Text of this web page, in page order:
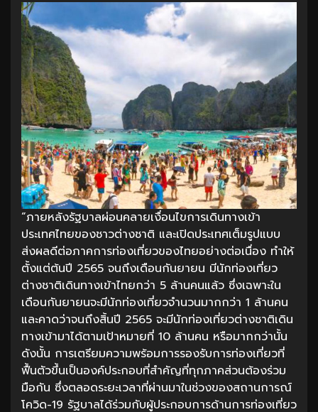
“ภายหลังรัฐบาลผ่อนคลายเงื่อนไขการเดินทางเข้า
ประเทศไทยของชาวต่างชาติ และเปิดประเทศเต็มรูปแบบ
ส่งผลดีต่อภาคการท่องเที่ยวของไทยอย่างต่อเนื่อง ทำให้
ตั้งแต่ต้นปี 2565 จนถึงเดือนกันยายน มีนักท่องเที่ยว
ต่างชาติเดินทางเข้าไทยกว่า 5 ล้านคนแล้ว ซึ่งเฉพาะใน
เดือนกันยายนจะมีนักท่องเที่ยวจำนวนมากกว่า 1 ล้านคน
และคาดว่าจนถึงสิ้นปี 2565 จะมีนักท่องเที่ยวต่างชาติเดิน
ทางเข้ามาได้ตามเป้าหมายที่ 10 ล้านคน หรือมากกว่านั้น
ดังนั้น การเตรียมความพร้อมการรองรับการท่องเที่ยวที่
ฟื้นตัวขึ้นเป็นองค์ประกอบที่สำคัญที่ทุกภาคส่วนต้องร่วม
มือกัน ซึ่งตลอดระยะเวลาที่ผ่านมาในช่วงของสถานการณ์
โควิด-19 รัฐบาลได้ร่วมกับผู้ประกอบการด้านการท่องเที่ยว